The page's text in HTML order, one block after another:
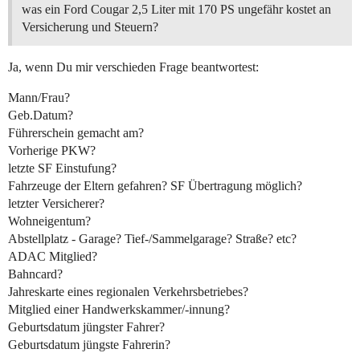
was ein Ford Cougar 2,5 Liter mit 170 PS ungefähr kostet an
Versicherung und Steuern?
Ja, wenn Du mir verschieden Frage beantwortest:
Mann/Frau?
Geb.Datum?
Führerschein gemacht am?
Vorherige PKW?
letzte SF Einstufung?
Fahrzeuge der Eltern gefahren? SF Übertragung möglich?
letzter Versicherer?
Wohneigentum?
Abstellplatz - Garage? Tief-/Sammelgarage? Straße? etc?
ADAC Mitglied?
Bahncard?
Jahreskarte eines regionalen Verkehrsbetriebes?
Mitglied einer Handwerkskammer/-innung?
Geburtsdatum jüngster Fahrer?
Geburtsdatum jüngste Fahrerin?